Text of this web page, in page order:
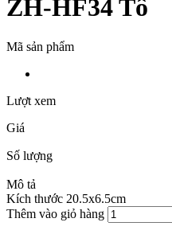
ZH-HF34 Tô
Mã sản phẩm
Lượt xem
Giá
Số lượng
Mô tả
Kích thước 20.5x6.5cm
Thêm vào giỏ hàng